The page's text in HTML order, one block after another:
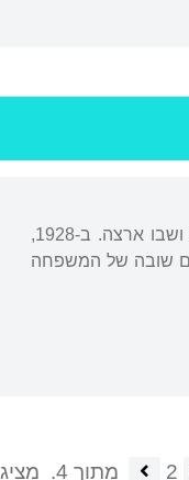
נולד בצפת ערב מלחמת העולם הראשונה. במהלך המלחמה נסע עם משפחתו לאודסה, שם שהו עד תום המלחמה ושבו ארצה. ב-1928,
שובה של המשפחה
2 מתוך 4. מציג 10 ערכים.